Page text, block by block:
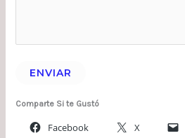
ENVIAR
Comparte Si te Gustó
Facebook X